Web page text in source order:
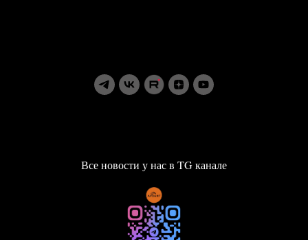
Все новости у нас в TG канале